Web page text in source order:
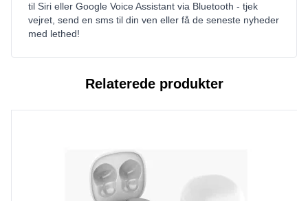
til Siri eller Google Voice Assistant via Bluetooth - tjek
vejret, send en sms til din ven eller få de seneste nyheder
med lethed!
Relaterede produkter